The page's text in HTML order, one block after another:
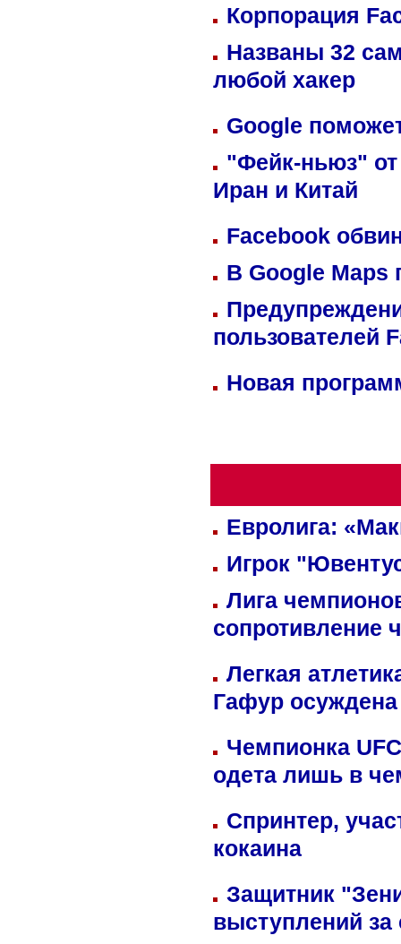
Корпорация
Названы 32
любой хакер
Google
"Фейк-ньюз" от
Иран и Китай
Facebook
В Google Maps
пользователей
Новая
Евролига:
Игрок
Лига
сопротивление
Легкая
Гафур осуждена
Чемпионка
одета лишь в
Спринтер,
кокаина
Защитник
выступлений